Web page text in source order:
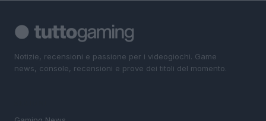
Notizie, recensioni e passione per i videogiochi. Game
news, console, recensioni e prove dei titoli del momento.